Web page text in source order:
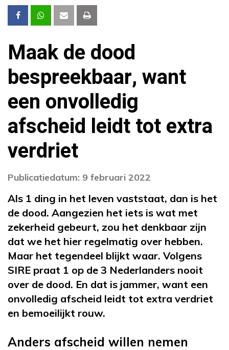
Maak de dood
bespreekbaar, want
een onvolledig
afscheid leidt tot extra
verdriet
Publicatiedatum: 9 februari 2022
Als 1 ding in het leven vaststaat, dan is het
de dood. Aangezien het iets is wat met
zekerheid gebeurt, zou het denkbaar zijn
dat we het hier regelmatig over hebben.
Maar het tegendeel blijkt waar. Volgens
SIRE praat 1 op de 3 Nederlanders nooit
over de dood. En dat is jammer, want een
onvolledig afscheid leidt tot extra verdriet
en bemoeilijkt rouw.
Anders afscheid willen nemen